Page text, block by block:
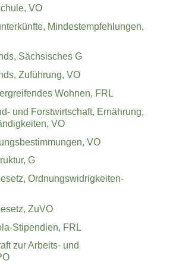
VO
Mindestempfehlungen,
Sächsisches G
Zuführung, VO
Wohnen, FRL
und Forstwirtschaft, Ernährung,
VO
VO
G
Ordnungswidrigkeiten-
ZuVO
Stipendien, FRL
zur Arbeits- und